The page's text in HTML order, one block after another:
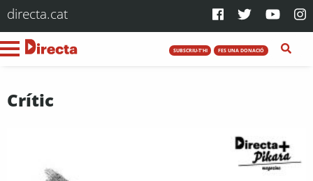
directa.cat
SUBSCRIU-T'HI FES UNA DONACIÓ
Crític